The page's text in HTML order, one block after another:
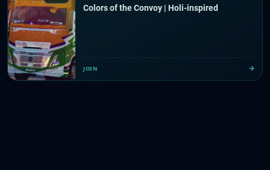
Colors of the Convoy | Holi-inspired
JOIN